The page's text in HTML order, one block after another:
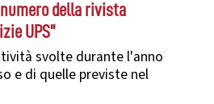
della rivista
UPS"
svolte durante l'anno
e di quelle previste nel